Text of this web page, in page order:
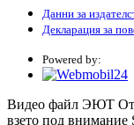
Данни за
Декларация за
Powered by:
Видео файл ЭЮТ
взето под внимание